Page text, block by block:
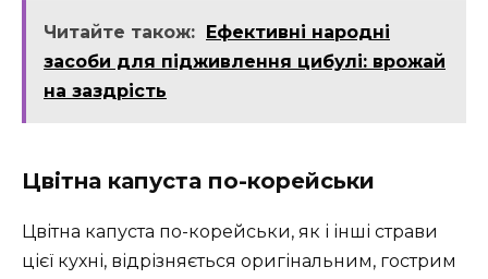
Читайте також: Ефективні народні
засоби для підживлення цибулі: врожай
на заздрість
Цвітна капуста по-корейськи
Цвітна капуста по-корейськи, як і інші страви
цієї кухні, відрізняється оригінальним, гострим